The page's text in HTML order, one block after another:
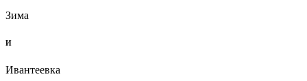
Зима
И
Ивантеевка